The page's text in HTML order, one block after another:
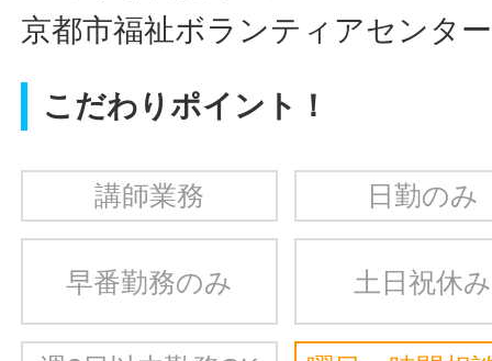
京都市福祉ボランティアセンタ
こだわりポイント！
講師業務 日勤のみ
早番勤務のみ 土日祝休み